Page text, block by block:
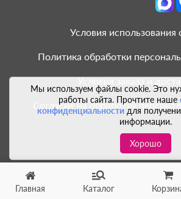
Главная Каталог
Мы используем файлы cookie. Это
работы сайта. Прочтите наше
конфиденциальностидля
информации.
Хорошо
Условия использования
Политика обработки
Условия заказа и
Согласие на обработку